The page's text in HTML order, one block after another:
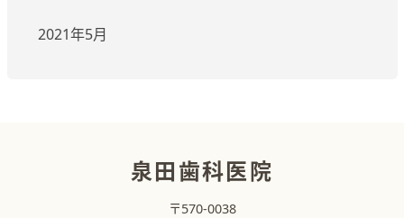
2021年5月
泉田歯科医院
〒570-0038